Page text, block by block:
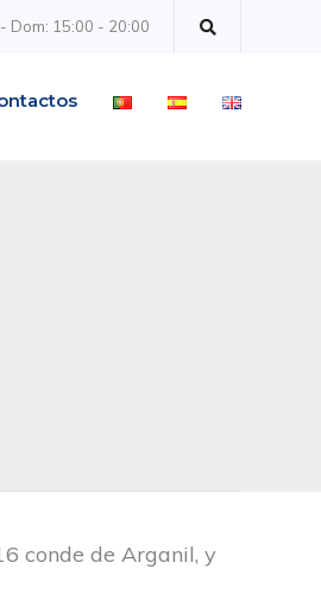
Dom: 15:00 - 20:00
conde de Arganil, y